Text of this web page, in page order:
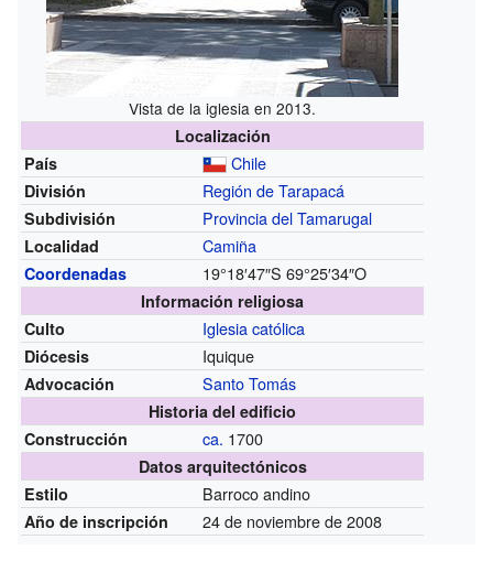
Vista de la iglesia en 2013.
Localización
País
Chile
División Región de Tarapacá
Subdivisión Provincia del Tamarugal
Localidad Camiña
Coordenadas 19°18′47″S 69°25′34″O
Información religiosa
Culto
Iglesia católica
Diócesis Iquique
Advocación Santo Tomás
Historia del edificio
Construcción
ca. 1700
Datos arquitectónicos
Estilo
Barroco andino
Año de inscripción 24 de noviembre de 2008